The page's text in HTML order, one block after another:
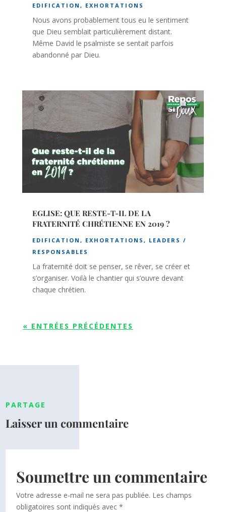
EDIFICATION , EXHORTATIONS
Nous avons probablement tous eu le sentiment
que Dieu semblait particulièrement distant.
Même David le psalmiste se sentait parfois
abandonné par Dieu.
EGLISE: QUE RESTE-T-IL DE LA
FRATERNITÉ CHRÉTIENNE EN 2019 ?
EDIFICATION , EXHORTATIONS , LEADERS /
RESPONSABLES
La fraternité doit se penser, se rêver, se créer et
s’organiser. Voilà le chantier qui s’ouvre devant
chaque chrétien.
« ENTRÉES PRÉCÉDENTES
PARTAGE
Laisser un commentaire
Soumettre un commentaire
Votre adresse e-mail ne sera pas publiée. Les champs
obligatoires sont indiqués avec*